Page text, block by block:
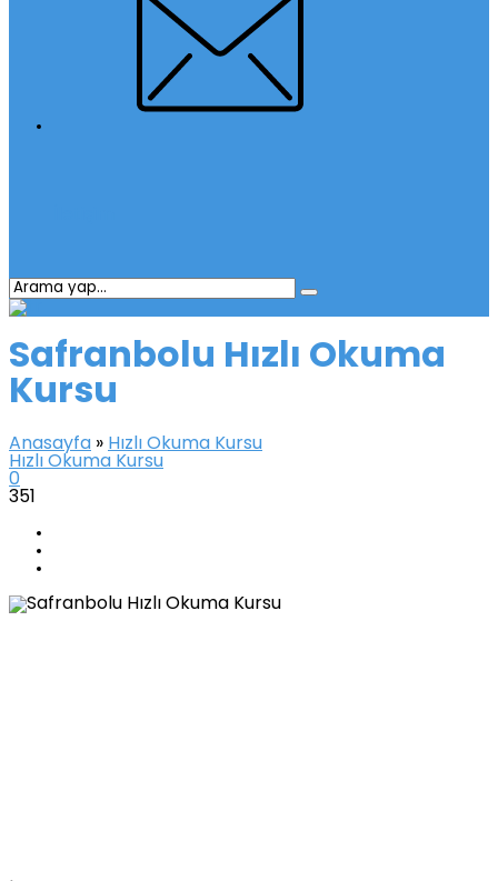
Safranbolu Hızlı Okuma
Kursu
Anasayfa » Hızlı Okuma Kursu
Hızlı Okuma Kursu
0
351